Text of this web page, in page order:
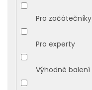
Pro začátečníky
Pro experty
Výhodné balení